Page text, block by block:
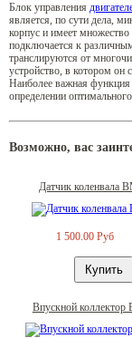
Блок управления
является, по сути дела,
корпус и имеет
подключается к
транслируются от
устройство, в котором он
Наиболее важная функция
определении
Возможно, вас
Датчик коленвала
1 500.00 Руб
Впускной коллектор